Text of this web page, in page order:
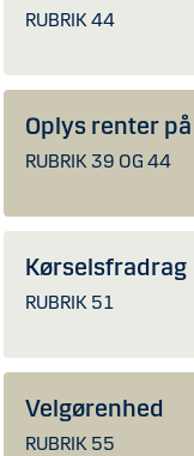
RUBRIK 44
Oplys renter
RUBRIK 39 OG 44
Kørselsfradrag
RUBRIK 51
Velgørenhed
RUBRIK 55